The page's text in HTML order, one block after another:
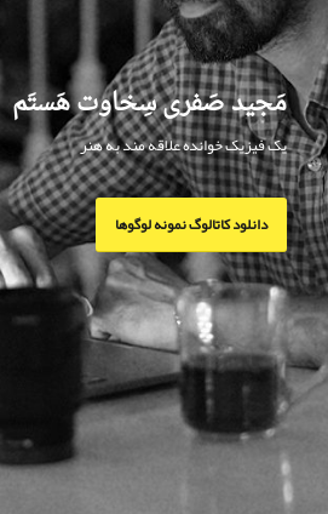
مَجید صَفری سِخاوت هَستَم
یک فیزیک خوانده علاقه مند به هنر
دانلود کاتالوگ نمونه لوگوها